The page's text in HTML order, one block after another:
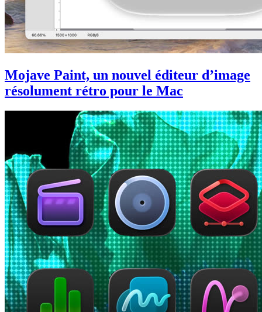
Mojave Paint, un nouvel éditeur d’image
résolument rétro pour le Mac